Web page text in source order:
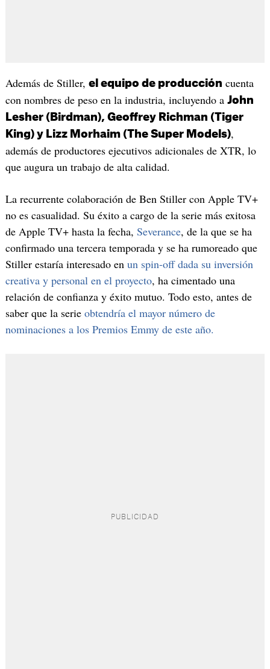
Además de Stiller, el equipo de producción cuenta
con nombres de peso en la industria, incluyendo a John
Lesher (Birdman), Geoffrey Richman (Tiger
King) y Lizz Morhaim (The Super Models),
además de productores ejecutivos adicionales de XTR, lo
que augura un trabajo de alta calidad.
La recurrente colaboración de Ben Stiller con Apple TV+
no es casualidad. Su éxito a cargo de la serie más exitosa
de Apple TV+ hasta la fecha, Severance, de la que se ha
confirmado una tercera temporada y se ha rumoreado que
Stiller estaría interesado en un spin-off dada su inversión
creativa y personal en el proyecto, ha cimentado una
relación de confianza y éxito mutuo. Todo esto, antes de
saber que la serie obtendría el mayor número de
nominaciones a los Premios Emmy de este año.